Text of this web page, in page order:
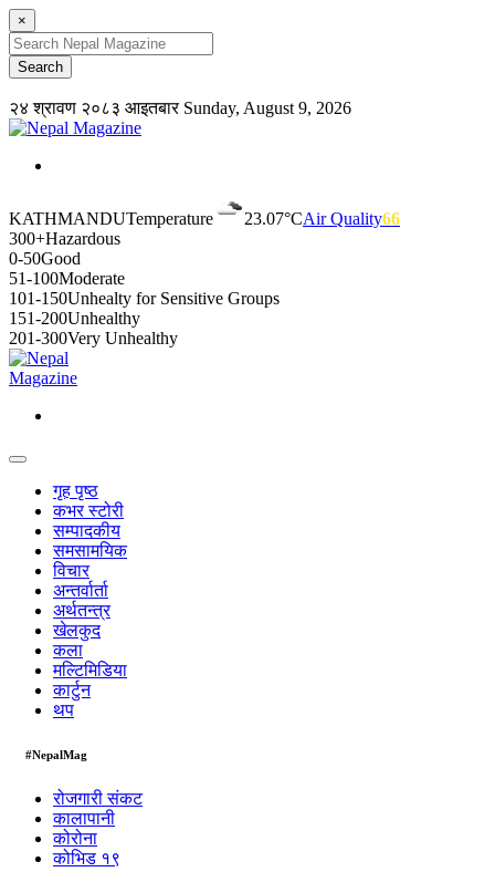
×
२४ श्रावण २०८३ आइतबारSunday, August 9, 2026
KATHMANDUTemperature 23.07°CAir Quality66
300+Hazardous
0-50Good
51-100Moderate
101-150Unhealty for Sensitive Groups
151-200Unhealthy
201-300Very Unhealthy
गृह पृष्ठ
कभर स्टोरी
सम्पादकीय
समसामयिक
विचार
अन्तर्वार्ता
अर्थतन्त्र
खेलकुद
कला
मल्टिमिडिया
कार्टुन
थप
#NepalMag
रोजगारी संकट
कालापानी
कोरोना
कोभिड १९